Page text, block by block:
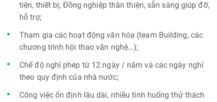
tiện, thiết bị; Đồng nghiệp thân thiện, sẵn sàng giúp đỡ,
hỗ trợ;
Tham gia các hoạt động văn hóa (team Building, các
chương trình hội thao văn nghệ...);
Chế độ nghỉ phép từ 12 ngày / năm và các ngày nghỉ
theo quy định của nhà nước;
Công việc ổn định lâu dài, nhiều tình huống thử thách